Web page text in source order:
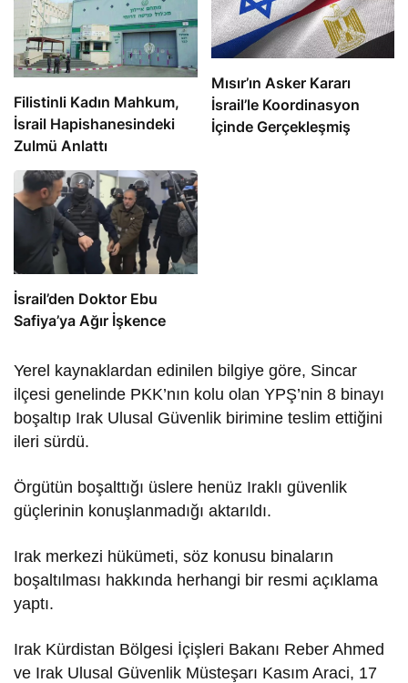
Filistinli Kadın Mahkum,
İsrail Hapishanesindeki
Zulmü Anlattı
Mısır’ın Asker Kararı
İsrail’le Koordinasyon
İçinde Gerçekleşmiş
İsrail’den Doktor Ebu
Safiya’ya Ağır İşkence
Yerel kaynaklardan edinilen bilgiye göre, Sincar
ilçesi genelinde PKK’nın kolu olan YPŞ’nin 8 binayı
boşaltıp Irak Ulusal Güvenlik birimine teslim ettiğini
ileri sürdü.
Örgütün boşalttığı üslere henüz Iraklı güvenlik
güçlerinin konuşlanmadığı aktarıldı.
Irak merkezi hükümeti, söz konusu binaların
boşaltılması hakkında herhangi bir resmi açıklama
yaptı.
Irak Kürdistan Bölgesi İçişleri Bakanı Reber Ahmed
ve Irak Ulusal Güvenlik Müsteşarı Kasım Araci, 17